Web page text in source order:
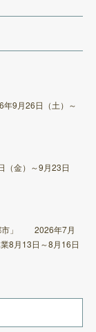
9月26日（土）～
金）～9月23日
市」 2026年7月
8月13日～8月16日